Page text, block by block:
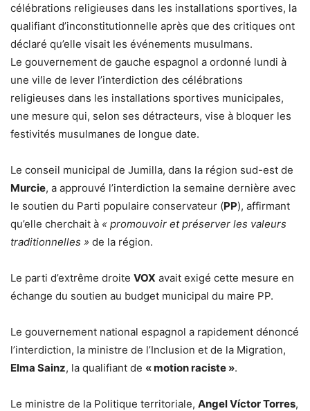
célébrations religieuses dans les installations sportives, la
qualifiant d’inconstitutionnelle après que des critiques ont
déclaré qu’elle visait les événements musulmans.
Le gouvernement de gauche espagnol a ordonné lundi à
une ville de lever l’interdiction des célébrations
religieuses dans les installations sportives municipales,
une mesure qui, selon ses détracteurs, vise à bloquer les
festivités musulmanes de longue date.
Le conseil municipal de Jumilla, dans la région sud-est de
Murcie, a approuvé l’interdiction la semaine dernière avec
le soutien du Parti populaire conservateur (PP), affirmant
qu’elle cherchait à « promouvoir et préserver les valeurs
traditionnelles » de la région.
Le parti d’extrême droite VOX avait exigé cette mesure en
échange du soutien au budget municipal du maire PP.
Le gouvernement national espagnol a rapidement dénoncé
l’interdiction, la ministre de l’Inclusion et de la Migration,
Elma Sainz, la qualifiant de « motion raciste ».
Le ministre de la Politique territoriale, Angel Víctor Torres,